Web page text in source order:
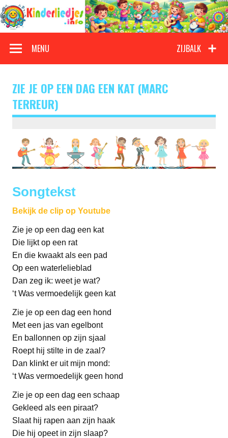
Doorgaan
naar
inhoud
Kinderliedjes
ZIJBALK
MENU
ZIE JE OP EEN DAG EEN KAT (MARC
TERREUR)
Songtekst
Bekijk de clip op Youtube
Zie je op een dag een kat
Die lijkt op een rat
En die kwaakt als een pad
Op een waterlelieblad
Dan zeg ik: weet je wat?
‘t Was vermoedelijk geen kat
Zie je op een dag een hond
Met een jas van egelbont
En ballonnen op zijn sjaal
Roept hij stilte in de zaal?
Dan klinkt er uit mijn mond:
‘t Was vermoedelijk geen hond
Zie je op een dag een schaap
Gekleed als een piraat?
Slaat hij rapen aan zijn haak
Die hij opeet in zijn slaap?